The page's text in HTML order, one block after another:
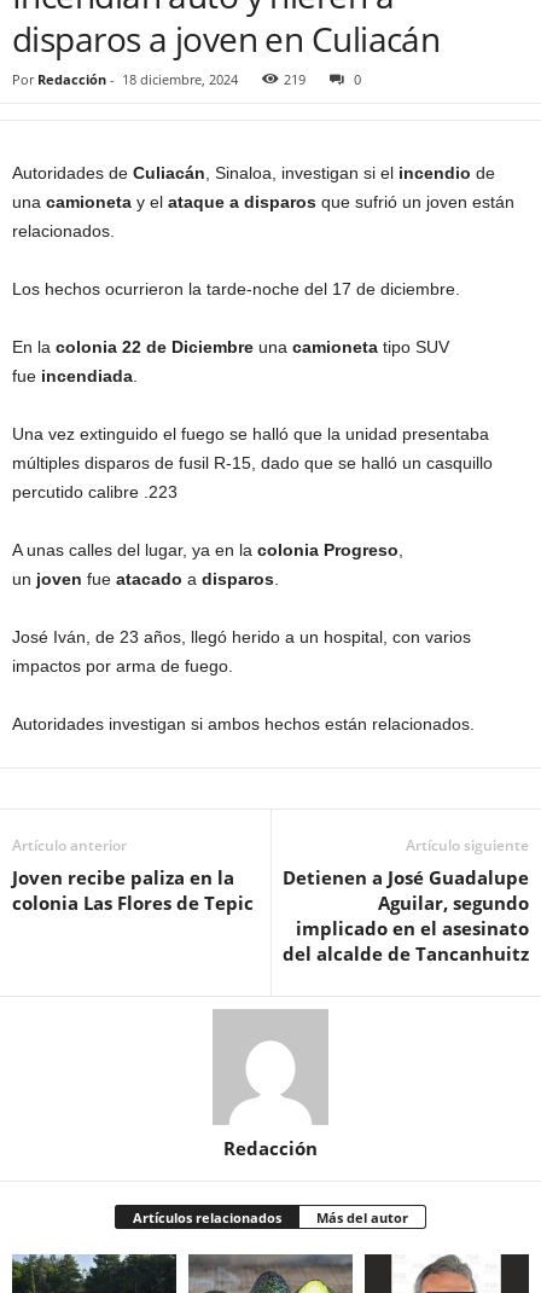
disparos a joven en Culiacán
Por Redacción - 18 diciembre, 2024 219 0
Autoridades de Culiacán , Sinaloa, investigan si el incendio de
una camioneta y el ataque a disparos que sufrió un joven están
relacionados.
Los hechos ocurrieron la tarde-noche del 17 de diciembre.
En la colonia 22 de Diciembre una camioneta tipo SUV
fue incendiada
Una vez extinguido el fuego se halló que la unidad presentaba
múltiples disparos de fusil R-15, dado que se halló un casquillo
percutido calibre .223
A unas calles del lugar, ya en la colonia Progreso
un joven fue atacado a disparos
José Iván, de 23 años, llegó herido a un hospital, con varios
impactos por arma de fuego.
Autoridades investigan si ambos hechos están relacionados.
Artículo anterior
Joven recibe paliza en la
colonia Las Flores de Tepic
Artículo siguiente
Detienen a José Guadalupe
Aguilar, segundo
implicado en el asesinato
del alcalde de Tancanhuitz
Redacción
Artículos relacionados Más del autor